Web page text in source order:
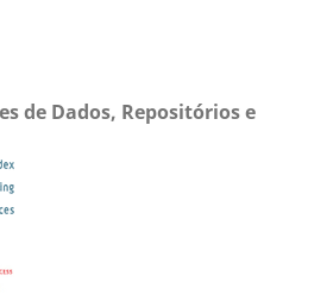
de Dados, Repositórios e